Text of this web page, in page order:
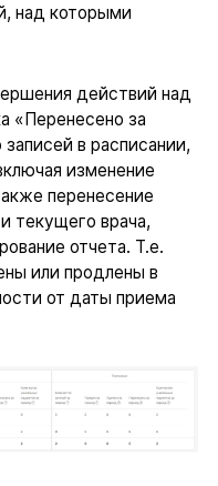
над которыми
действий над
«Перенесено за
в расписании,
изменение
перенесение
текущего врача,
отчета. Т.е.
или продлены в
от даты приема